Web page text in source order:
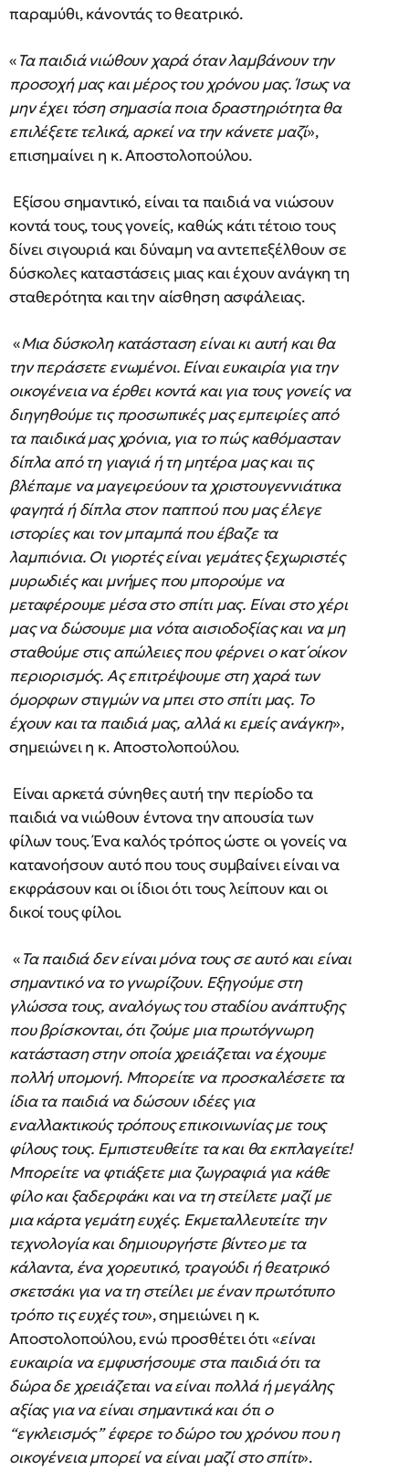
παραμύθι, κάνοντάς το θεατρικό.
«Τα παιδιά νιώθουν χαρά όταν λαμβάνουν την
προσοχή μας και μέρος του χρόνου μας. Ίσως να
μην έχει τόση σημασία ποια δραστηριότητα θα
επιλέξετε τελικά, αρκεί να την κάνετε μαζί»,
επισημαίνει η κ. Αποστολοπούλου.
Εξίσου σημαντικό, είναι τα παιδιά να νιώσουν
κοντά τους, τους γονείς, καθώς κάτι τέτοιο τους
δίνει σιγουριά και δύναμη να αντεπεξέλθουν σε
δύσκολες καταστάσεις μιας και έχουν ανάγκη τη
σταθερότητα και την αίσθηση ασφάλειας.
«Μια δύσκολη κατάσταση είναι κι αυτή και θα
την περάσετε ενωμένοι. Είναι ευκαιρία για την
οικογένεια να έρθει κοντά και για τους γονείς να
διηγηθούμε τις προσωπικές μας εμπειρίες από
τα παιδικά μας χρόνια, για το πώς καθόμασταν
δίπλα από τη γιαγιά ή τη μητέρα μας και τις
βλέπαμε να μαγειρεύουν τα χριστουγεννιάτικα
φαγητά ή δίπλα στον παππού που μας έλεγε
ιστορίες και τον μπαμπά που έβαζε τα
λαμπιόνια. Οι γιορτές είναι γεμάτες ξεχωριστές
μυρωδιές και μνήμες που μπορούμε να
μεταφέρουμε μέσα στο σπίτι μας. Είναι στο χέρι
μας να δώσουμε μια νότα αισιοδοξίας και να μη
σταθούμε στις απώλειες που φέρνει ο κατ΄οίκον
περιορισμός. Ας επιτρέψουμε στη χαρά των
όμορφων στιγμών να μπει στο σπίτι μας. Το
έχουν και τα παιδιά μας, αλλά κι εμείς ανάγκη»,
σημειώνει η κ. Αποστολοπούλου.
Είναι αρκετά σύνηθες αυτή την περίοδο τα
παιδιά να νιώθουν έντονα την απουσία των
φίλων τους. Ένα καλός τρόπος ώστε οι γονείς να
κατανοήσουν αυτό που τους συμβαίνει είναι να
εκφράσουν και οι ίδιοι ότι τους λείπουν και οι
δικοί τους φίλοι.
«Τα παιδιά δεν είναι μόνα τους σε αυτό και είναι
σημαντικό να το γνωρίζουν. Εξηγούμε στη
γλώσσα τους, αναλόγως του σταδίου ανάπτυξης
που βρίσκονται, ότι ζούμε μια πρωτόγνωρη
κατάσταση στην οποία χρειάζεται να έχουμε
πολλή υπομονή. Μπορείτε να προσκαλέσετε τα
ίδια τα παιδιά να δώσουν ιδέες για
εναλλακτικούς τρόπους επικοινωνίας με τους
φίλους τους. Εμπιστευθείτε τα και θα εκπλαγείτε!
Μπορείτε να φτιάξετε μια ζωγραφιά για κάθε
φίλο και ξαδερφάκι και να τη στείλετε μαζί με
μια κάρτα γεμάτη ευχές. Εκμεταλλευτείτε την
τεχνολογία και δημιουργήστε βίντεο με τα
κάλαντα, ένα χορευτικό, τραγούδι ή θεατρικό
σκετσάκι για να τη στείλει με έναν πρωτότυπο
τρόπο τις ευχές του», σημειώνει η κ.
Αποστολοπούλου, ενώ προσθέτει ότι «είναι
ευκαιρία να εμφυσήσουμε στα παιδιά ότι τα
δώρα δε χρειάζεται να είναι πολλά ή μεγάλης
αξίας για να είναι σημαντικά και ότι ο
“εγκλεισμός” έφερε το δώρο του χρόνου που η
οικογένεια μπορεί να είναι μαζί στο σπίτι».